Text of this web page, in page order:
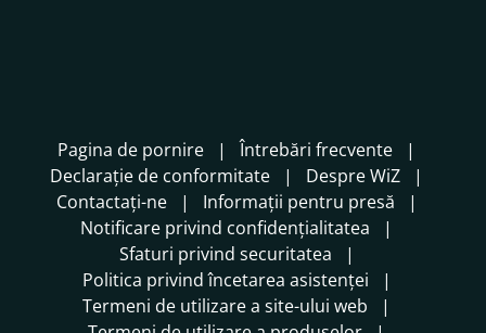
Pagina de pornire
Întrebări frecvente
Declarație de conformitate
Despre WiZ
Contactați-ne
Informații pentru presă
Notificare privind confidențialitatea
Sfaturi privind securitatea
Politica privind încetarea asistenței
Termeni de utilizare a site-ului web